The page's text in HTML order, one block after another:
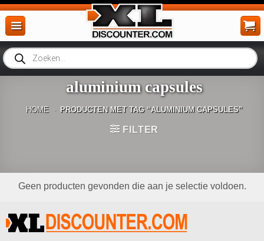
Ga
naar
inhoud
Producten
zoeken
aluminium capsules
HOME - PRODUCTEN MET TAG “ALUMINIUM CAPSULES”
FILTER
Geen producten gevonden die aan je selectie voldoen.